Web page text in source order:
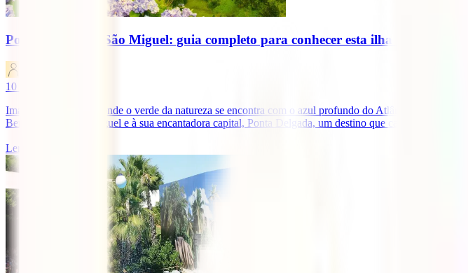
Ponta Delgada e São Miguel: guia completo para conhecer esta ilha açoreana
10
Imagina-te num local onde o verde da natureza se encontra com o azul profundo do Atlântico, onde os
Bem-vindos a São Miguel e à sua encantadora capital, Ponta Delgada, um destino que cada vez mais
Ler mais